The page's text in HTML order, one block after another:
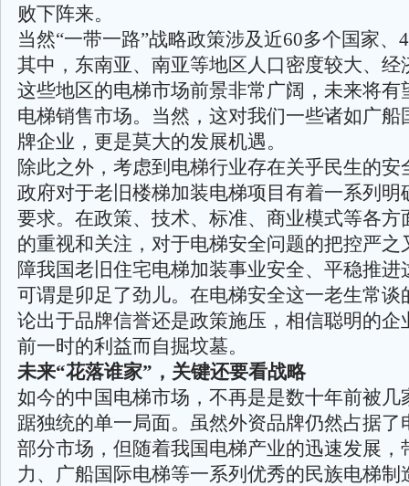
败下阵来。
当然“一带一路”战略政策涉及近60多个国家、
其中，东南亚、南亚等地区人口密度较大、经
这些地区的电梯市场前景非常广阔，未来将有
电梯销售市场。当然，这对我们一些诸如广船
牌企业，更是莫大的发展机遇。
除此之外，考虑到电梯行业存在关乎民生的安
政府对于老旧楼梯加装电梯项目有着一系列明
要求。在政策、技术、标准、商业模式等各方
的重视和关注，对于电梯安全问题的把控严之
障我国老旧住宅电梯加装事业安全、平稳推进
可谓是卯足了劲儿。在电梯安全这一老生常谈
论出于品牌信誉还是政策施压，相信聪明的企
前一时的利益而自掘坟墓。
未来“花落谁家”，关键还要看战略
如今的中国电梯市场，不再是是数十年前被几
踞独统的单一局面。虽然外资品牌仍然占据了
部分市场，但随着我国电梯产业的迅速发展，
力、广船国际电梯等一系列优秀的民族电梯制